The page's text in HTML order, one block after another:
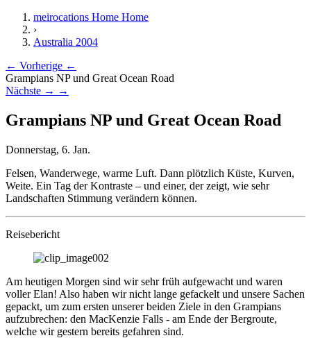
meirocations Home Home
›
Australia 2004
← Vorherige ←
Grampians NP und Great Ocean Road
Nächste → →
Grampians NP und Great Ocean Road
Donnerstag, 6. Jan.
Felsen, Wanderwege, warme Luft. Dann plötzlich Küste, Kurven,
Weite. Ein Tag der Kontraste – und einer, der zeigt, wie sehr
Landschaften Stimmung verändern können.
Reisebericht
Am heutigen Morgen sind wir sehr früh aufgewacht und waren
voller Elan! Also haben wir nicht lange gefackelt und unsere Sachen
gepackt, um zum ersten unserer beiden Ziele in den Grampians
aufzubrechen: den MacKenzie Falls - am Ende der Bergroute,
welche wir gestern bereits gefahren sind.